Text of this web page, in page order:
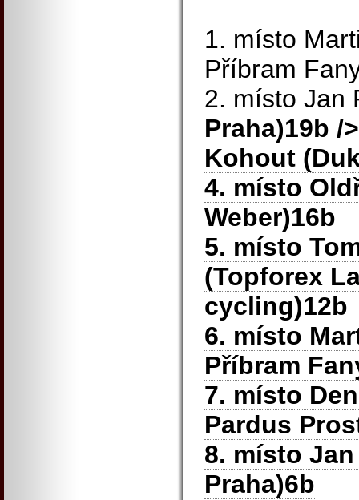
1. místo
Příbram
2. místo Jan
Praha)19b /
Kohout
4. místo
Weber)16b
5. místo
(Topforex
cycling)12b
6. místo
Příbram
7. místo
Pardus
8. místo
Praha)6b